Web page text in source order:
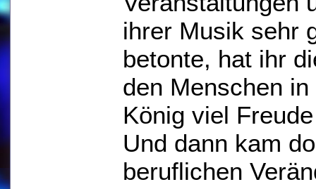
ihrer Musik sehr
betonte, hat ihr
den Menschen
König viel
Und dann kam
beruflichen